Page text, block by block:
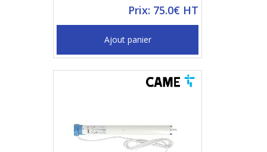
Prix: 75.0€ HT
Ajout panier